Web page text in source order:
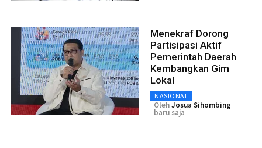
Menekraf Dorong
Partisipasi Aktif
Pemerintah Daerah
Kembangkan Gim
Lokal
NASIONAL
OlehJosua Sihombing
baru saja